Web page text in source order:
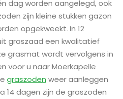
dag worden aangelegd, ook
zijn kleine stukken gazon
opgekweekt. In 12
graszaad een kwalitatief
grasmat wordt vervolgens in
voor u naar Moerkapelle
graszoden weer aanleggen
14 dagen zijn de graszoden